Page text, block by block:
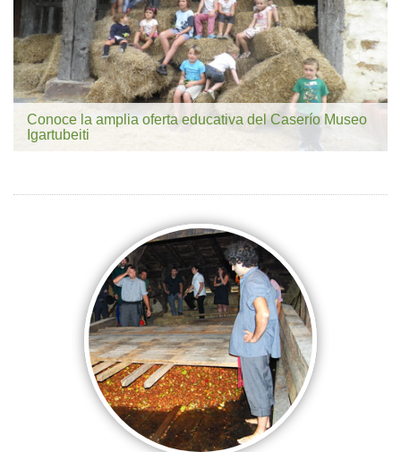
Conoce la amplia oferta educativa del Caserío Museo
Igartubeiti